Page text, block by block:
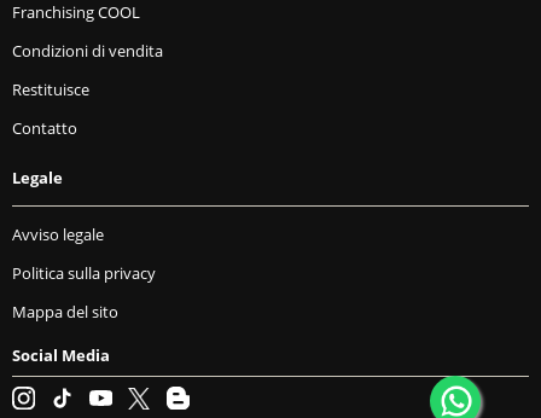
Franchising COOL
Condizioni di vendita
Restituisce
Contatto
Legale
Avviso legale
Politica sulla privacy
Mappa del sito
Social Media